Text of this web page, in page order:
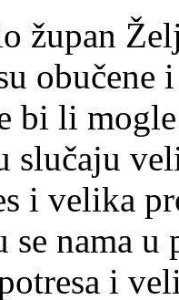
župan
obučene
bi li
slučaju
i velika
se nama
i